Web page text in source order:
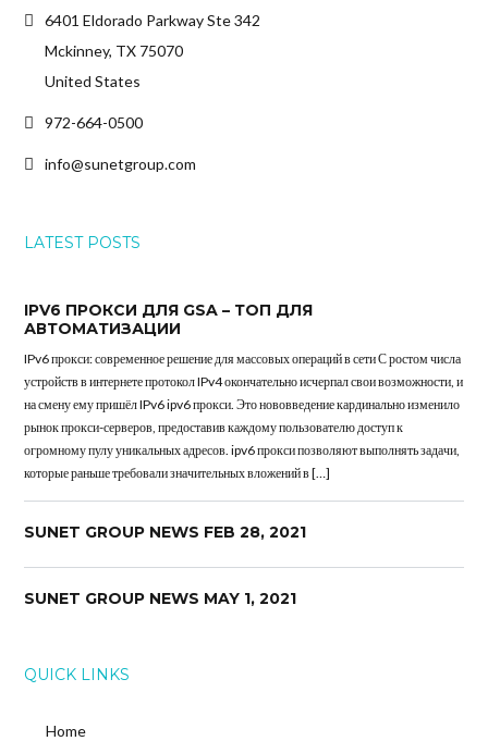
6401 Eldorado Parkway Ste 342
Mckinney, TX 75070
United States
972-664-0500
info@sunetgroup.com
LATEST POSTS
IPV6 ПРОКСИ ДЛЯ GSA – ТОП ДЛЯ
АВТОМАТИЗАЦИИ
IPv6 прокси: современное решение для массовых операций в сети С ростом числа
устройств в интернете протокол IPv4 окончательно исчерпал свои возможности, и
на смену ему пришёл IPv6 ipv6 прокси. Это нововведение кардинально изменило
рынок прокси-серверов, предоставив каждому пользователю доступ к
огромному пулу уникальных адресов. ipv6 прокси позволяют выполнять задачи,
которые раньше требовали значительных вложений в […]
SUNET GROUP NEWS FEB 28, 2021
SUNET GROUP NEWS MAY 1, 2021
QUICK LINKS
Home